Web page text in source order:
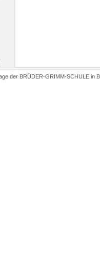
der BRÜDER-GRIMM-SCHULE in